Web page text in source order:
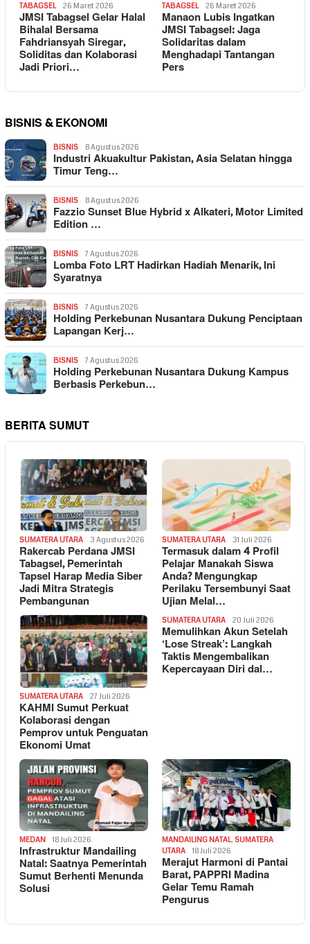
TABAGSEL 26 Maret 2026
JMSI Tabagsel Gelar Halal
Bihalal Bersama
Fahdriansyah Siregar,
Soliditas dan Kolaborasi
Jadi Priori…
TABAGSEL 26 Maret 2026
Manaon Lubis Ingatkan
JMSI Tabagsel: Jaga
Solidaritas dalam
Menghadapi Tantangan
Pers
BISNIS & EKONOMI
BISNIS 8 Agustus 2026
Industri Akuakultur Pakistan, Asia Selatan hingga
Timur Teng…
BISNIS 8 Agustus 2026
Fazzio Sunset Blue Hybrid x Alkateri, Motor Limited
Edition …
BISNIS 7 Agustus 2026
Lomba Foto LRT Hadirkan Hadiah Menarik, Ini
Syaratnya
BISNIS 7 Agustus 2026
Holding Perkebunan Nusantara Dukung Penciptaan
Lapangan Kerj…
BISNIS 7 Agustus 2026
Holding Perkebunan Nusantara Dukung Kampus
Berbasis Perkebun…
BERITA SUMUT
SUMATERA UTARA 3 Agustus 2026
Rakercab Perdana JMSI
Tabagsel, Pemerintah
Tapsel Harap Media Siber
Jadi Mitra Strategis
Pembangunan
SUMATERA UTARA 31 Juli 2026
Termasuk dalam 4 Profil
Pelajar Manakah Siswa
Anda? Mengungkap
Perilaku Tersembunyi Saat
Ujian Melal…
SUMATERA UTARA 27 Juli 2026
KAHMI Sumut Perkuat
Kolaborasi dengan
Pemprov untuk Penguatan
Ekonomi Umat
SUMATERA UTARA 20 Juli 2026
Memulihkan Akun Setelah
‘Lose Streak’: Langkah
Taktis Mengembalikan
Kepercayaan Diri dal…
MEDAN 18 Juli 2026
Infrastruktur Mandailing
Natal: Saatnya Pemerintah
Sumut Berhenti Menunda
Solusi
MANDAILING NATAL, SUMATERA
UTARA
18 Juli 2026
Merajut Harmoni di Pantai
Barat, PAPPRI Madina
Gelar Temu Ramah
Pengurus